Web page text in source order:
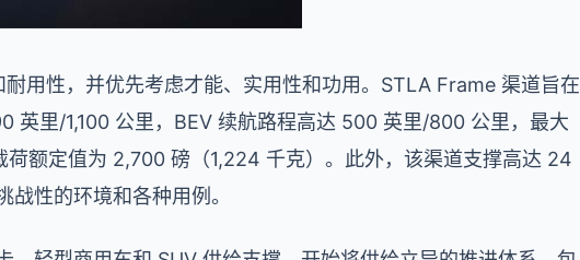
用性，并优先考虑才能、实用性和功用。STLA Frame 渠道旨在
英里/1,100 公里，BEV 续航路程高达 500 英里/800 公里，最大
额定值为 2,700 磅（1,224 千克）。此外，该渠道支撑高达 24
性的环境和各种用例。